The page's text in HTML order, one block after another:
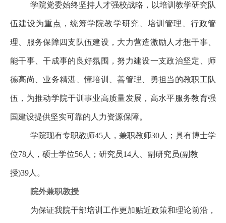
学院党委始终坚持人才强校战略，以培训教学研究队
伍建设为重点，统筹学院教学研究、培训管理、行政管
理、服务保障四支队伍建设，大力营造激励人才想干事、
能干事、干成事的良好氛围，努力建设一支政治坚定、师
德高尚、业务精湛、懂培训、善管理、勇担当的教职工队
伍，为推动学院干训事业高质量发展，高水平服务教育强
国建设提供坚实可靠的人力资源保障。
学院现有专职教师45人，兼职教师30人；具有博士学
位78人，硕士学位56人；研究员14人、副研究员(副教
授)39人。
院外兼职教授
为保证我院干部培训工作更加贴近政策和理论前沿，